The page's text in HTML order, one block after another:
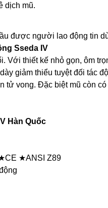
dịch mũ.
được người lao động tin
Sseda IV
Với thiết kế nhỏ gọn, ôm
giảm thiểu tuyệt đối tác
tử vong. Đặc biệt mũ còn
Hàn Quốc
★ANSI Z89